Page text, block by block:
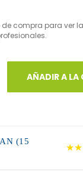
compra para ver la
AÑADIR A LA
(15